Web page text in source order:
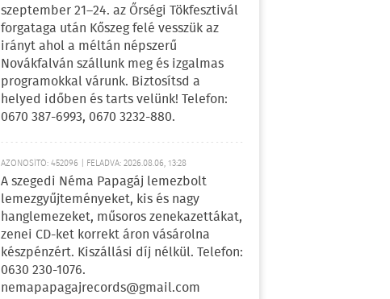
szeptember 21–24. az Őrségi Tökfesztivál
forgataga után Kőszeg felé vesszük az
irányt ahol a méltán népszerű
Novákfalván szállunk meg és izgalmas
programokkal várunk. Biztosítsd a
helyed időben és tarts velünk! Telefon:
0670 387-6993, 0670 3232-880.
AZONOSÍTÓ: 452096 | FELADVA: 2026.08.06, 13:28
A szegedi Néma Papagáj lemezbolt
lemezgyűjteményeket, kis és nagy
hanglemezeket, műsoros zenekazettákat,
zenei CD-ket korrekt áron vásárolna
készpénzért. Kiszállási díj nélkül. Telefon:
0630 230-1076.
nemapapagajrecords@gmail.com